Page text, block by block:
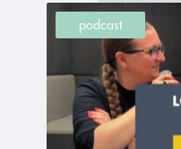
podcast